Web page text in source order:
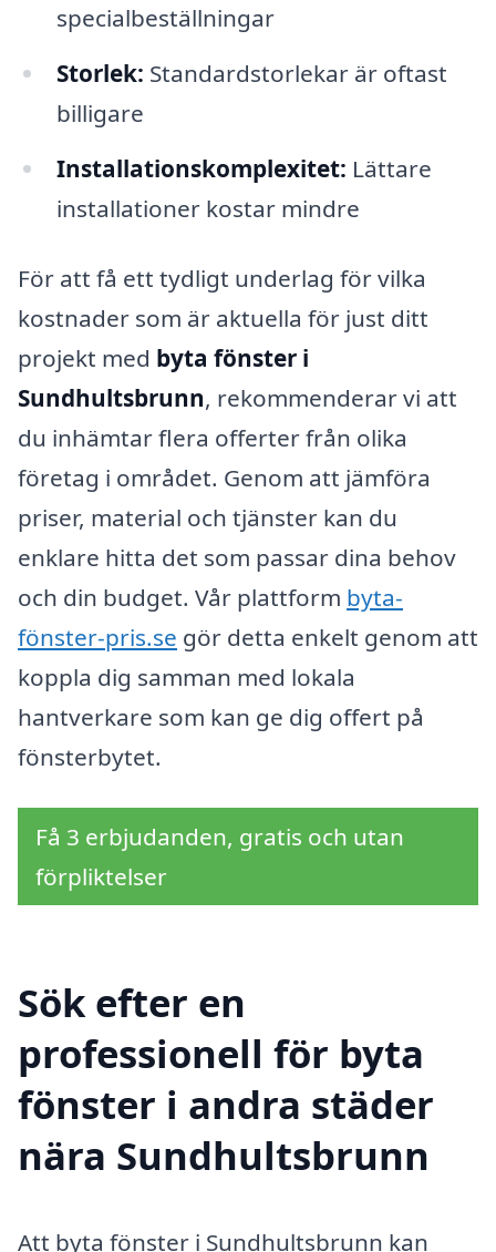
specialbeställningar
Storlek: Standardstorlekar är oftast
billigare
Installationskomplexitet: Lättare
installationer kostar mindre
För att få ett tydligt underlag för vilka
kostnader som är aktuella för just ditt
projekt med byta fönster i
Sundhultsbrunn, rekommenderar vi att
du inhämtar flera offerter från olika
företag i området. Genom att jämföra
priser, material och tjänster kan du
enklare hitta det som passar dina behov
och din budget. Vår plattform byta-
fönster-pris.se gör detta enkelt genom att
koppla dig samman med lokala
hantverkare som kan ge dig offert på
fönsterbytet.
Få 3 erbjudanden, gratis och utan
förpliktelser
Sök efter en
professionell för byta
fönster i andra städer
nära Sundhultsbrunn
Att byta fönster i Sundhultsbrunn kan